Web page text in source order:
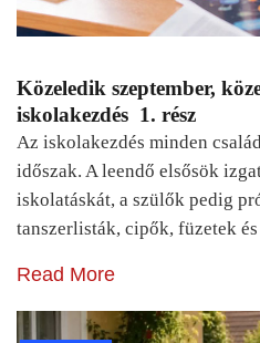
Közeledik szeptember,
iskolakezdés 1. rész
Az iskolakezdés minden
időszak. A leendő elsősök
iskolatáskát, a szülők pedig
tanszerlisták, cipők, füzetek
Read More